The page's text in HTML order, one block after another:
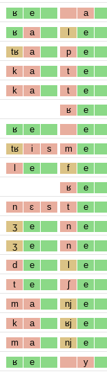
ʁ e a
ʁ a l e
tʁ a p e
k a t e
k a t e
ʁ e
ʁ e e
tʁ i s m e
l e f e
ʁ e
n ɛ s t e
ʒ e n e
ʒ e n e
d e l e
t e ʃ e
m a nj e
k a ʁj e
m a nj e
ʁ e y